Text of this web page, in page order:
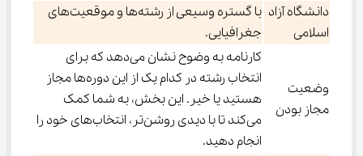
دانشگاه آزاد
اسلامی
با گستره وسیعی از رشته‌ها و موقعیت‌های
جغرافیایی.
وضعیت
مجاز بودن
کارنامه به وضوح نشان می‌دهد که برای
انتخاب رشته در کدام یک از این دوره‌ها مجاز
هستید یا خیر. این بخش، به شما کمک
می‌کند تا با دیدی روشن‌تر، انتخاب‌های خود را
انجام دهید.